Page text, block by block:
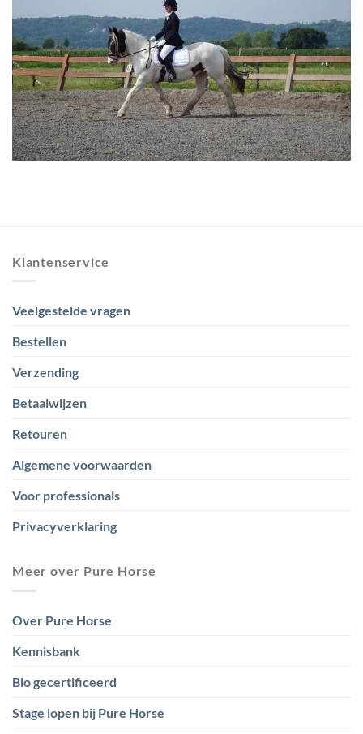
Klantenservice
Veelgestelde vragen
Bestellen
Verzending
Betaalwijzen
Retouren
Algemene voorwaarden
Voor professionals
Privacyverklaring
Meer over Pure Horse
Over Pure Horse
Kennisbank
Bio gecertificeerd
Stage lopen bij Pure Horse